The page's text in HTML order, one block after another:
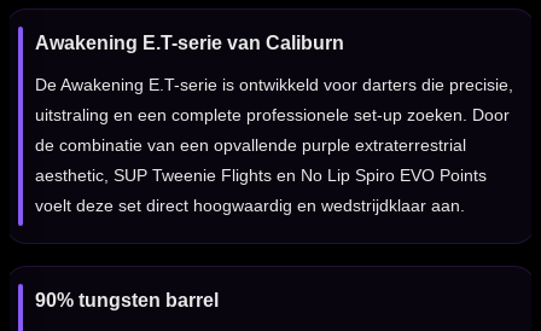
Awakening E.T-serie van Caliburn
De Awakening E.T-serie is ontwikkeld voor darters die precisie,
uitstraling en een complete professionele set-up zoeken. Door
de combinatie van een opvallende purple extraterrestrial
aesthetic, SUP Tweenie Flights en No Lip Spiro EVO Points
voelt deze set direct hoogwaardig en wedstrijdklaar aan.
90% tungsten barrel